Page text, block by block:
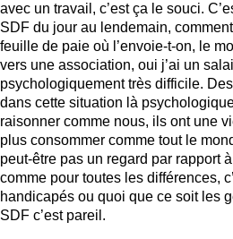
avec un travail, c’est ça le souci.
SDF du jour au lendemain,
feuille de paie où l’envoie-t-on, le
vers une association, oui j’ai un
psychologiquement très difficile.
dans cette situation là
raisonner comme nous, ils ont une
plus consommer comme tout le
peut-être pas un regard par rapport
comme pour toutes les différences,
handicapés ou quoi que ce soit les
SDF c’est pareil.